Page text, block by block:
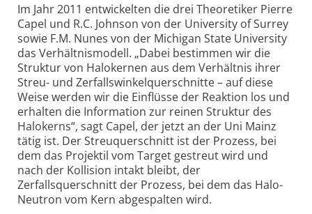
Im Jahr 2011 entwickelten die drei Theoretiker Pierre
Capel und R.C. Johnson von der University of Surrey
sowie F.M. Nunes von der Michigan State University
das Verhältnismodell. „Dabei bestimmen wir die
Struktur von Halokernen aus dem Verhältnis ihrer
Streu- und Zerfallswinkelquerschnitte – auf diese
Weise werden wir die Einflüsse der Reaktion los und
erhalten die Information zur reinen Struktur des
Halokerns“, sagt Capel, der jetzt an der Uni Mainz
tätig ist. Der Streuquerschnitt ist der Prozess, bei
dem das Projektil vom Target gestreut wird und
nach der Kollision intakt bleibt, der
Zerfallsquerschnitt der Prozess, bei dem das Halo-
Neutron vom Kern abgespalten wird.